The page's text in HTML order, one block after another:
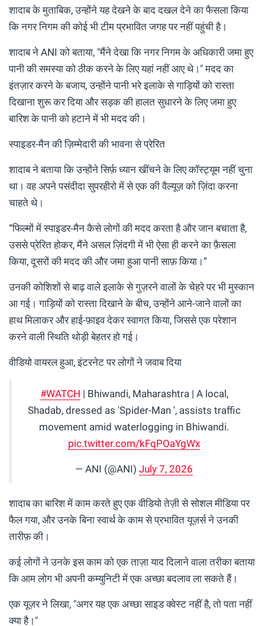
शादाब के मुताबिक, उन्होंने यह देखने के बाद दखल देने का फैसला किया
कि नगर निगम की कोई भी टीम प्रभावित जगह पर नहीं पहुंची है।
शादाब ने ANI को बताया, "मैंने देखा कि नगर निगम के अधिकारी जमा हुए
पानी की समस्या को ठीक करने के लिए यहां नहीं आए थे।" मदद का
इंतज़ार करने के बजाय, उन्होंने पानी भरे इलाके से गाड़ियों को रास्ता
दिखाना शुरू कर दिया और सड़क की हालत सुधारने के लिए जमा हुए
बारिश के पानी को हटाने में भी मदद की।
स्पाइडर-मैन की ज़िम्मेदारी की भावना से प्रेरित
शादाब ने बताया कि उन्होंने सिर्फ़ ध्यान खींचने के लिए कॉस्ट्यूम नहीं चुना
था। वह अपने पसंदीदा सुपरहीरो में से एक की वैल्यूज़ को ज़िंदा करना
चाहते थे।
“फिल्मों में स्पाइडर-मैन कैसे लोगों की मदद करता है और जान बचाता है,
उससे प्रेरित होकर, मैंने असल ज़िंदगी में भी ऐसा ही करने का फ़ैसला
किया, दूसरों की मदद की और जमा हुआ पानी साफ़ किया।”
उनकी कोशिशों से बाढ़ वाले इलाके से गुज़रने वालों के चेहरे पर भी मुस्कान
आ गई। गाड़ियों को रास्ता दिखाने के बीच, उन्होंने आने-जाने वालों का
हाथ मिलाकर और हाई-फ़ाइव देकर स्वागत किया, जिससे एक परेशान
करने वाली स्थिति थोड़ी बेहतर हो गई।
वीडियो वायरल हुआ, इंटरनेट पर लोगों ने जवाब दिया
#WATCH | Bhiwandi, Maharashtra | A local,
Shadab, dressed as 'Spider-Man ', assists traffic
movement amid waterlogging in Bhiwandi.
pic.twitter.com/kFqPOaYgWx
— ANI (@ANI) July 7, 2026
शादाब का बारिश में काम करते हुए एक वीडियो तेज़ी से सोशल मीडिया पर
फैल गया, और उनके बिना स्वार्थ के काम से प्रभावित यूज़र्स ने उनकी
तारीफ़ की।
कई लोगों ने उनके इस काम को एक ताज़ा याद दिलाने वाला तरीका बताया
कि आम लोग भी अपनी कम्युनिटी में एक अच्छा बदलाव ला सकते हैं।
एक यूज़र ने लिखा, "अगर यह एक अच्छा साइड क्वेस्ट नहीं है, तो पता नहीं
क्या है।"